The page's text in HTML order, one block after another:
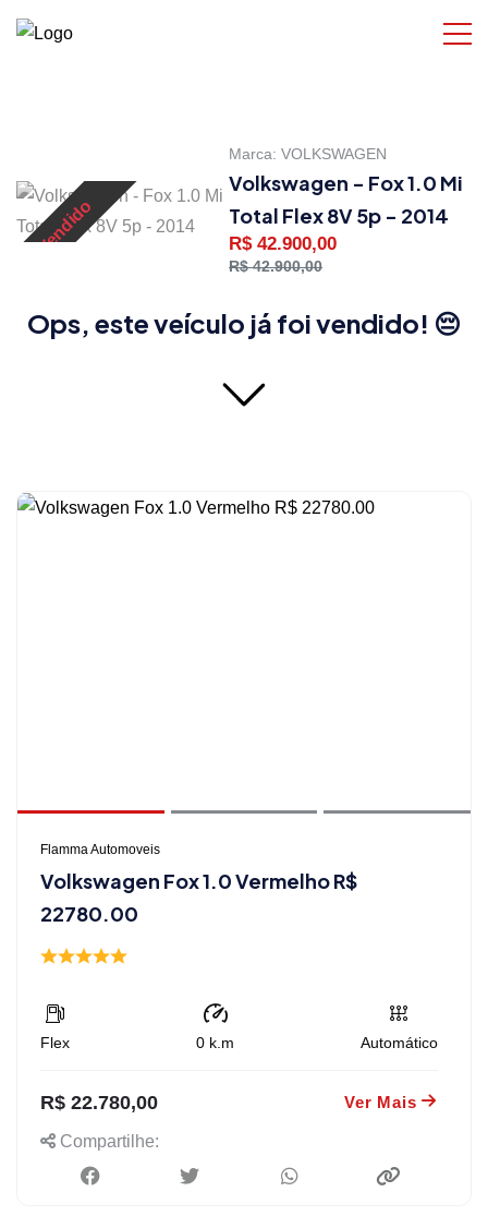
Vendido
Marca: VOLKSWAGEN
Volkswagen - Fox 1.0 Mi
Total Flex 8V 5p - 2014
R$ 42.900,00
R$ 42.900,00
Ops, este veículo já foi vendido! 😔
Flamma Automoveis
Volkswagen Fox 1.0 Vermelho R$
22780.00
Flex 0 k.m Automático
R$ 22.780,00 Ver Mais
Compartilhe: